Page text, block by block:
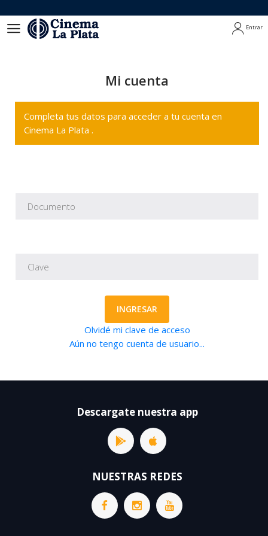
Entrar
Mi cuenta
Completa tus datos para acceder a tu cuenta en
Cinema La Plata .
INGRESAR
Olvidé mi clave de acceso
Aún no tengo cuenta de usuario...
Descargate nuestra app
NUESTRAS REDES